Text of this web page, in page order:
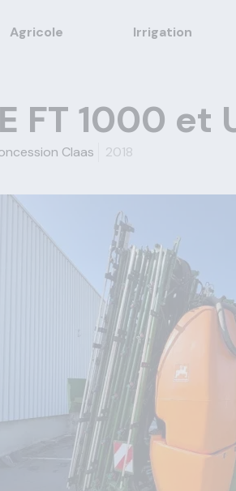
Agricole Irrigation
FT 1000 et
Claas 2018